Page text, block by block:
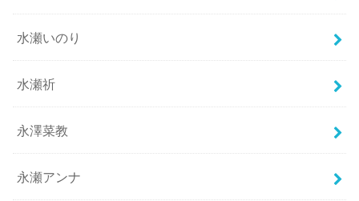
水瀬いのり
水瀬祈
永澤菜教
永瀬アンナ